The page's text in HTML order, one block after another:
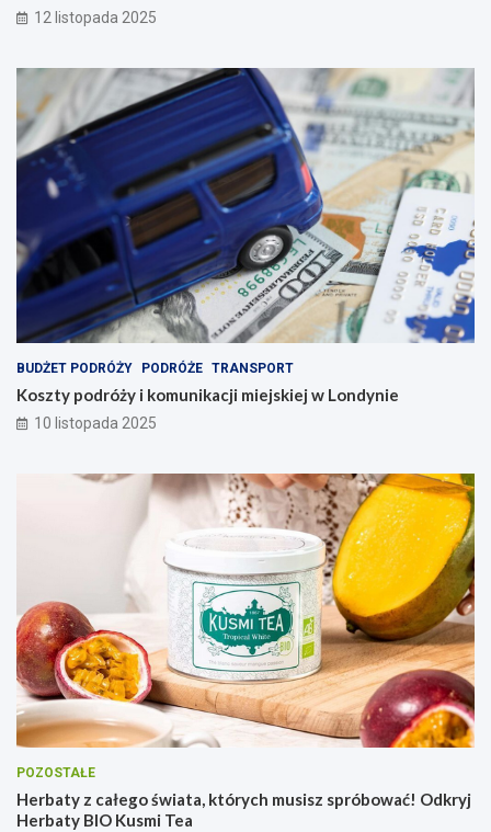
12 listopada 2025
BUDŻET PODRÓŻY PODRÓŻE TRANSPORT
Koszty podróży i komunikacji miejskiej w Londynie
10 listopada 2025
POZOSTAŁE
Herbaty z całego świata, których musisz spróbować! Odkryj
Herbaty BIO Kusmi Tea